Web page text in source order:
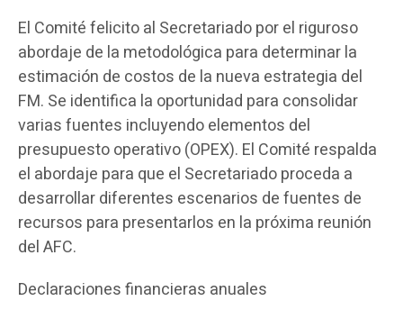
El Comité felicito al Secretariado por el riguroso
abordaje de la metodológica para determinar la
estimación de costos de la nueva estrategia del
FM. Se identifica la oportunidad para consolidar
varias fuentes incluyendo elementos del
presupuesto operativo (OPEX). El Comité respalda
el abordaje para que el Secretariado proceda a
desarrollar diferentes escenarios de fuentes de
recursos para presentarlos en la próxima reunión
del AFC.
Declaraciones financieras anuales